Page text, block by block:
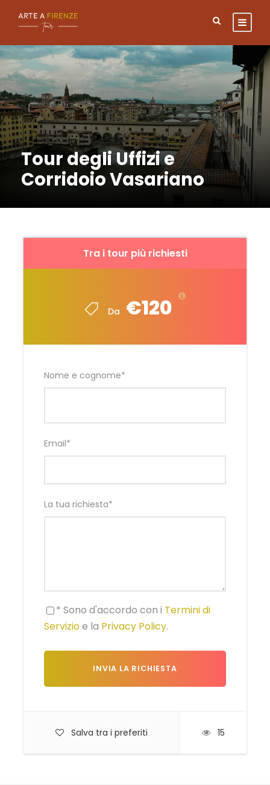
Tour degli Uffizi e
Corridoio Vasariano
Tra i tour più richiesti
Da €120
Nome e cognome*
Email*
La tua richiesta*
* Sono d'accordo con i Termini di
Servizioe la Privacy Policy.
Salva tra i preferiti 15